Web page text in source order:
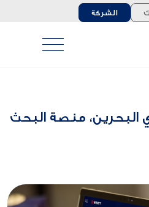
الشركة
البحرين، منصة البحث